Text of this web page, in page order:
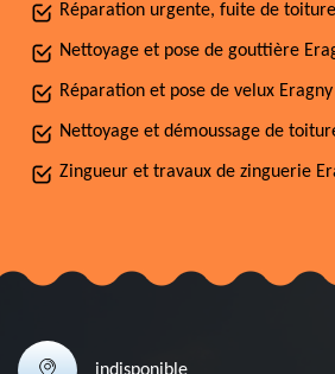
Réparation urgente, fuite de
Nettoyage et pose de gouttière
Réparation et pose de velux
Nettoyage et démoussage de
Zingueur et travaux de zinguerie